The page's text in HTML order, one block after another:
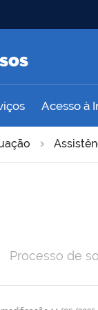
Acesso à
Processo de